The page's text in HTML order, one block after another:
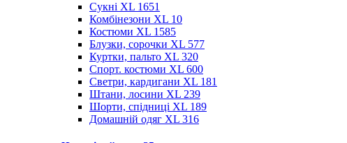
Cукні XL 1651
Комбінезони XL 10
Костюми XL 1585
Блузки, сорочки XL 577
Куртки, пальто XL 320
Спорт. костюми XL 600
Светри, кардигани XL 181
Штани, лосини XL 239
Шорти, спідниці XL 189
Домашній одяг XL 316